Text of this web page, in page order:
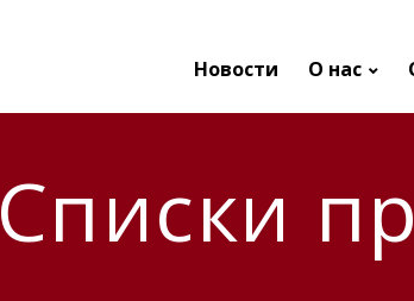
Новости О нас
Списки